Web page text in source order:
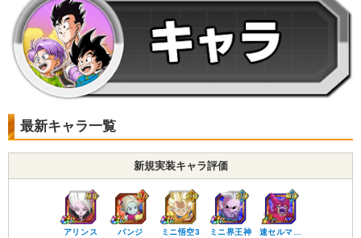
最新キャラ一覧
新規実装キャラ評価
アリンス パンジ ミニ悟空3 ミニ界王神 速セルマ…